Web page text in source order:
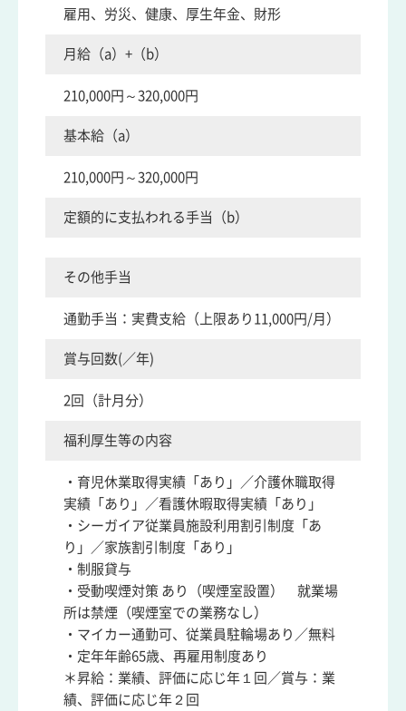
雇用、労災、健康、厚生年金、財形
月給（a）+（b）
210,000円～320,000円
基本給（a）
210,000円～320,000円
定額的に支払われる手当（b）
その他手当
通勤手当：実費支給（上限あり11,000円/月）
賞与回数(／年)
2回（計月分）
福利厚生等の内容
・育児休業取得実績「あり」／介護休職取得
実績「あり」／看護休暇取得実績「あり」
・シーガイア従業員施設利用割引制度「あ
り」／家族割引制度「あり」
・制服貸与
・受動喫煙対策 あり（喫煙室設置） 就業場
所は禁煙（喫煙室での業務なし）
・マイカー通勤可、従業員駐輪場あり／無料
・定年年齢65歳、再雇用制度あり
＊昇給：業績、評価に応じ年１回／賞与：業
績、評価に応じ年２回